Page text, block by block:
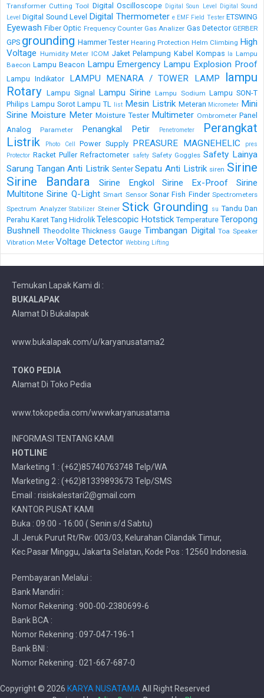
Transformer Cutting Tool Digital Oscilloscope Digital Soun Level Digital Sound
Level Digital Sound Level Digital Thermometer e EMF Field Tester ETSWING
Eyewash Fiber Optic Frequency Counter Gas Analizer Gas Detector GERBER
GPS grounding Hammer Tester Hearing Protection Helm Climbing High
Voltage Humidity Meter ICOM Jaket Pelampung Kabel Kompas la Lampu
Baecon Lampu Beacon Lampu Emergency Lampu Explosion Proof
Lampu Indikator LAMPU MENARA / TOWER LAMP
lampu
Rotary Lampu Signal Lampu Sirine Lampu Sodium Lampu SON-T
Philips Lampu Sorot Lampu TL list Mesin Listrik Meteran Micrometer Mini
Sirine Moisture Meter Moisture Tester Multimeter Ombrometer Panel
Analog
Parameter Penangkal Petir Penetrometer
Perangkat
Listrik
Photo Cell Power Supply PREASURE MAGNEHELIC
pres
Protector Racket Puller Refractometer safety Safety Goggles Safety Lainya
Sarung Tangan Anti Listrik Senter Sepatu Anti Listrik siren Sirine
Sirine Bandara
Sirine Engkol Sirine Ex-Proof
Sirine
Multitone Sirine Q-Light Smart Sensor Sonar Fish Finder Spectrometers
Spectrum Analyzer Stabilizer Steiner Stick Grounding su Tandu Dan
Perahu Karet Tang Hidrolik Telescopic Hotstick Temperature Teropong
Bushnell Theodolite Thickness Gauge Timbangan Digital Toa Speaker
Vibration Meter Voltage Detector Webbing Lifting
Temukan Lapak Kami di :
BUKALAPAK
Alamat Di Bukalapak
www.bukalapak.com/u/karyanusatama2
TOKO PEDIA
Alamat Di Toko Pedia
www.tokopedia.com/wwwkaryanusatama
INFORMASI TENTANG KAMI
HOTLINE
Marketing 1 : (+62)85740763748 Telp/WA
Marketing 2 : (+62)81339893673 Telp/SMS
Email : risiskalestari2@gmail.com
KANTOR PUSAT KAMI
Buka : 09:00 - 16:00 ( Senin s/d Sabtu)
Jl. Jeruk Purut Rt/Rw: 003/03, Kelurahan Cilandak Timur,
Kec.Pasar Minggu, Jakarta Selatan, Kode Pos : 12560 Indonesia.
Pembayaran Melalui :
Bank Mandiri :
Nomor Rekening : 900-00-2380699-6
Bank BCA :
Nomor Rekening : 097-047-196-1
Bank BNI :
Nomor Rekening : 021-667-687-0
Copyright © 2026 KARYA NUSATAMA All Right Reserved